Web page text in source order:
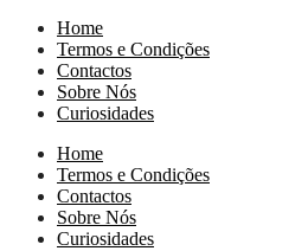
Home
Termos e Condições
Contactos
Sobre Nós
Curiosidades
Home
Termos e Condições
Contactos
Sobre Nós
Curiosidades